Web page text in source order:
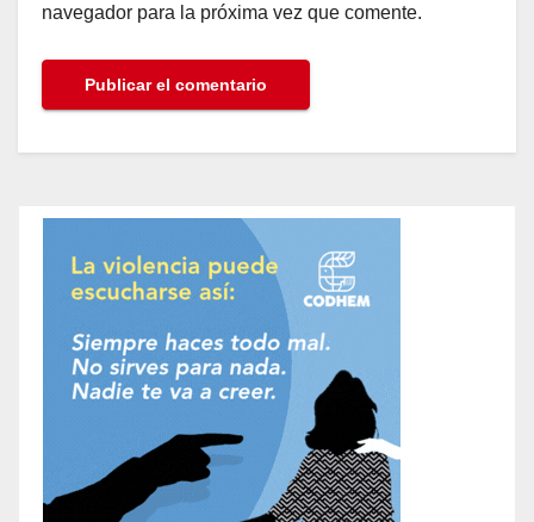
navegador para la próxima vez que comente.